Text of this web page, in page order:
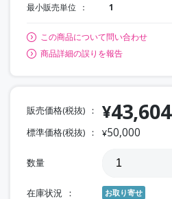
最小販売単位 1
この商品について問い合わせ
商品詳細の誤りを報告
販売価格(税抜) ¥43,604
標準価格(税抜) ¥50,000
数量
在庫状況 お取り寄せ